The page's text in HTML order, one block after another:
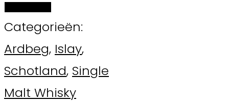
Categorieën:
Ardbeg, Islay,
Schotland, Single
Malt Whisky